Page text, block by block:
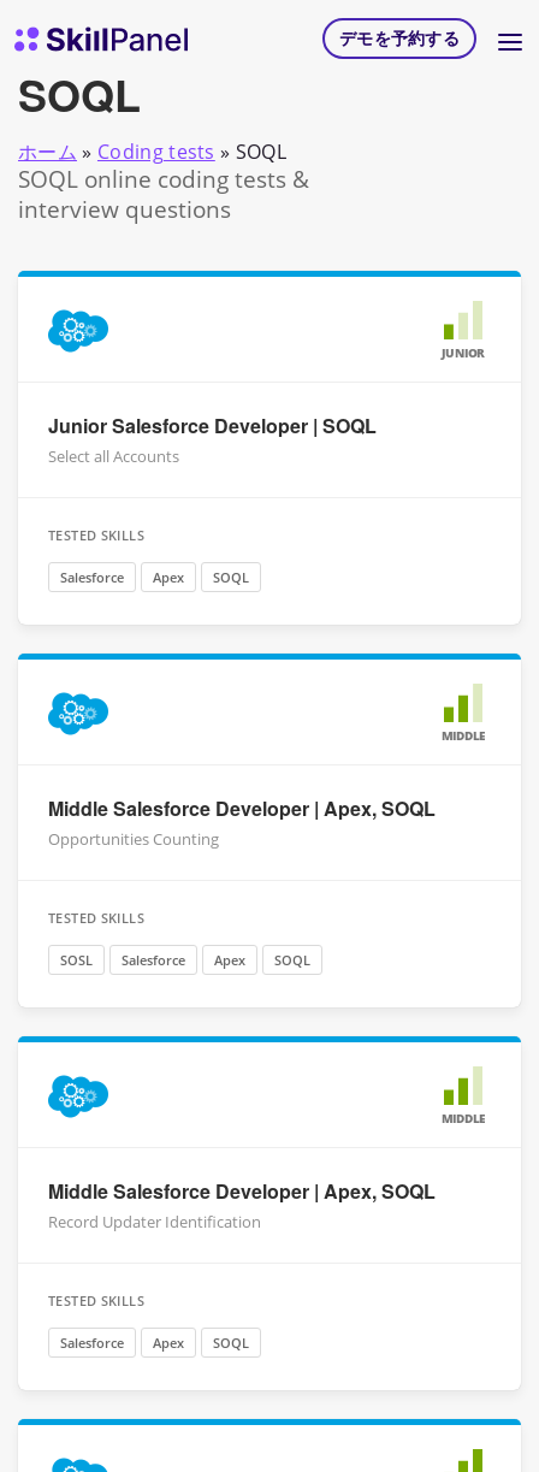
スキルパネル ホームページ
デモを予約する
SOQL
ホーム » Coding tests » SOQL
SOQL online coding tests &
interview questions
JUNIOR
Junior Salesforce Developer | SOQL
Select all Accounts
TESTED SKILLS
Salesforce Apex SOQL
MIDDLE
Middle Salesforce Developer | Apex, SOQL
Opportunities Counting
TESTED SKILLS
SOSL Salesforce Apex SOQL
MIDDLE
Middle Salesforce Developer | Apex, SOQL
Record Updater Identification
TESTED SKILLS
Salesforce Apex SOQL